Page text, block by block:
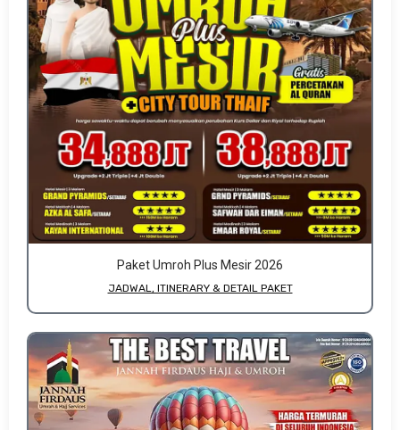
Paket Umroh Plus Mesir 2026
JADWAL, ITINERARY & DETAIL PAKET